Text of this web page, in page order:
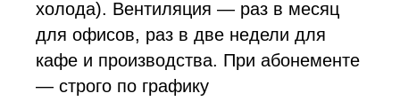
холода). Вентиляция — раз в месяц
для офисов, раз в две недели для
кафе и производства. При абонементе
— строго по графику